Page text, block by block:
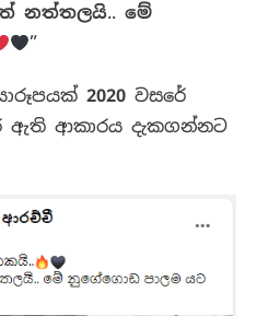
නත්තලයි.. මේ
”
2020 වසරේ
ඇති ආකාරය දැකගන්නට